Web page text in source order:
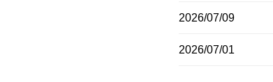
2026/07/09
2026/07/01